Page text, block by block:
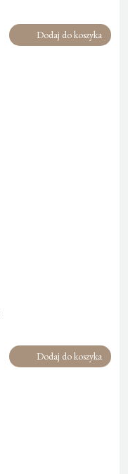
Dodaj do koszyka
Dodaj do koszyka